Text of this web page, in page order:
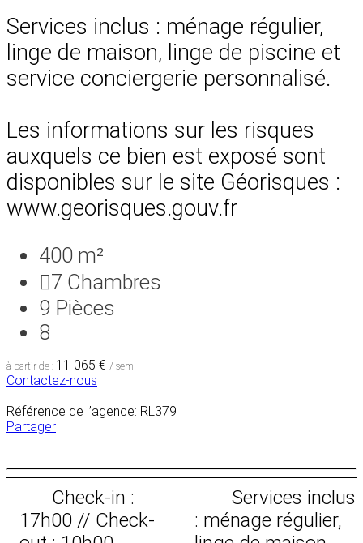
Services inclus : ménage régulier,
linge de maison, linge de piscine et
service conciergerie personnalisé.
Les informations sur les risques
auxquels ce bien est exposé sont
disponibles sur le site Géorisques :
www.georisques.gouv.fr
400 m²
7 Chambres
9 Pièces
8
à partir de : 11 065 € / sem
Contactez-nous
Référence de l’agence: RL379
Partager
Check-in :
17h00 // Check-
Services inclus
: ménage régulier,